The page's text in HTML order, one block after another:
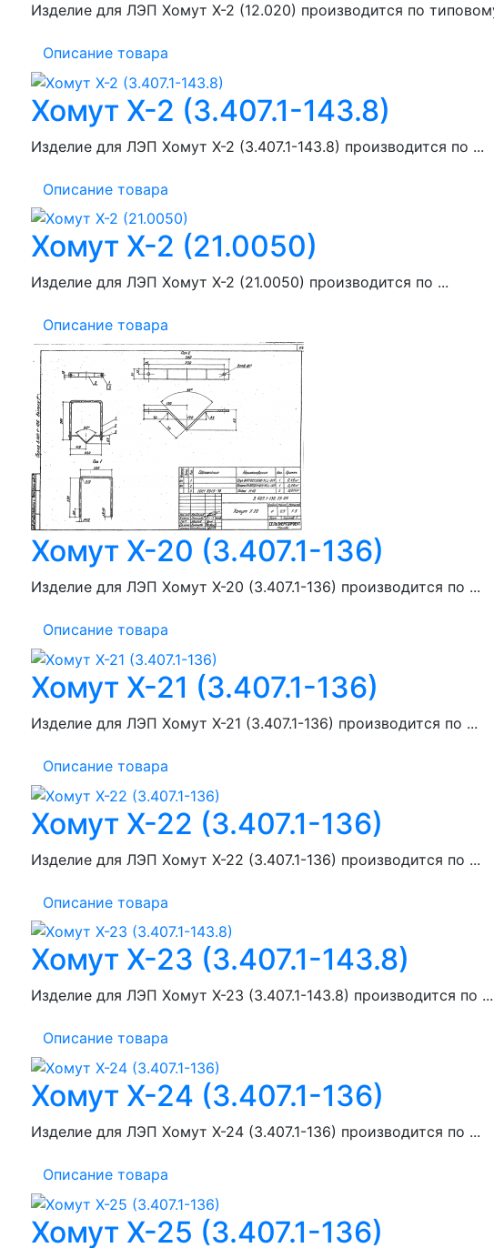
Изделие для ЛЭП Хомут Х-2 (12.020) производится по
Описание товара
Хомут Х-2 (3.407.1-143.8)
Изделие для ЛЭП Хомут Х-2 (3.407.1-143.8) производится по ...
Описание товара
Хомут Х-2 (21.0050)
Изделие для ЛЭП Хомут Х-2 (21.0050) производится по ...
Описание товара
Хомут Х-20 (3.407.1-136)
Изделие для ЛЭП Хомут Х-20 (3.407.1-136) производится по ...
Описание товара
Хомут Х-21 (3.407.1-136)
Изделие для ЛЭП Хомут Х-21 (3.407.1-136) производится по ...
Описание товара
Хомут Х-22 (3.407.1-136)
Изделие для ЛЭП Хомут Х-22 (3.407.1-136) производится по ...
Описание товара
Хомут Х-23 (3.407.1-143.8)
Изделие для ЛЭП Хомут Х-23 (3.407.1-143.8) производится по ...
Описание товара
Хомут Х-24 (3.407.1-136)
Изделие для ЛЭП Хомут Х-24 (3.407.1-136) производится по ...
Описание товара
Хомут Х-25 (3.407.1-136)